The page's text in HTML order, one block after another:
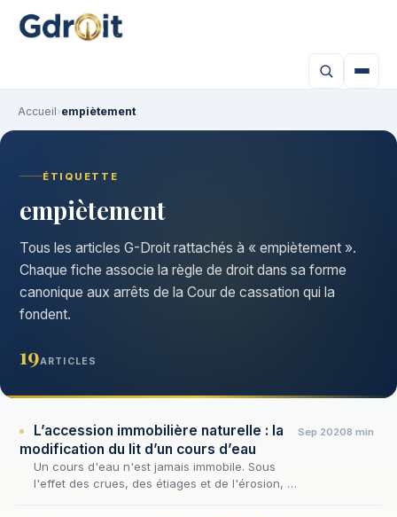
Accueil›empiètement
ÉTIQUETTE
empiètement
Tous les articles G-Droit rattachés à « empiètement ».
Chaque fiche associe la règle de droit dans sa forme
canonique aux arrêts de la Cour de cassation qui la
fondent.
19ARTICLES
L’accession immobilière naturelle : la
modification du lit d’un cours d’eau
Un cours d'eau n'est jamais immobile. Sous
l'effet des crues, des étiages et de l'érosion, il
Sep 20208 min